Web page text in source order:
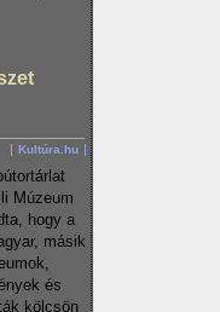
Kultúra.hu
Múzeum
hogy a
másik
és
kölcsön